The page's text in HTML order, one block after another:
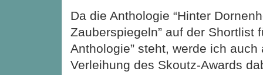
Da die Anthologie “Hinter
Zauberspiegeln” auf der Shortlist
Anthologie” steht, werde ich auch
Verleihung des Skoutz-Awards